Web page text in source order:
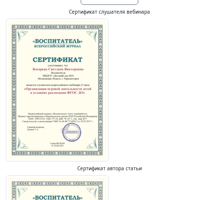
Сертификат слушателя вебинара
Сертификат автора статьи